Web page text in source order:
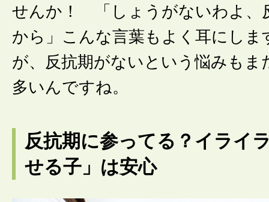
せんか！ 「しょうがないわよ、
から」こんな言葉もよく耳にしま
が、反抗期がないという悩みもま
多いんですね。
反抗期に参ってる？イライ
せる子」は安心